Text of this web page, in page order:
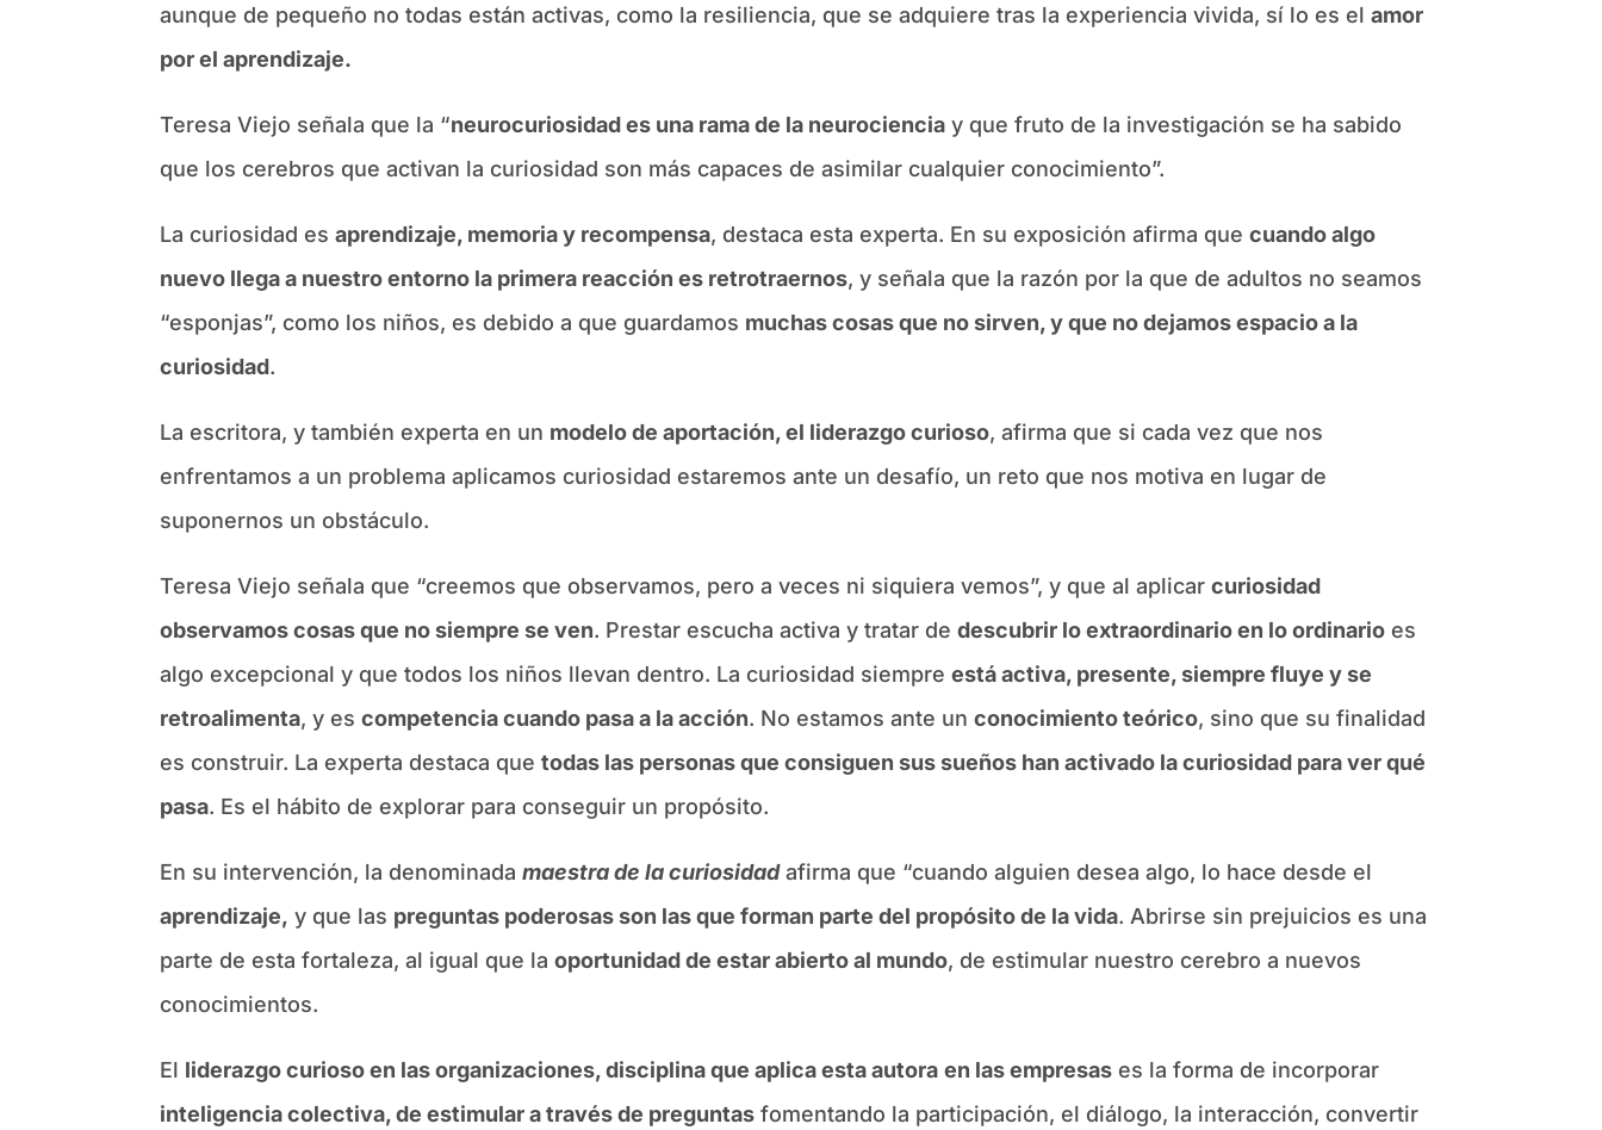
aunque de pequeño no todas están activas, como la resiliencia, que se adquiere tras la experiencia vivida, sí lo es elamor
por el aprendizaje.
Teresa Viejo señala que la “neurocuriosidad es una rama de la neurociencia y que fruto de la investigación se ha sabido
que los cerebros que activan la curiosidad son más capaces de asimilar cualquier conocimiento”.
La curiosidad esaprendizaje, memoria y recompensa, destaca esta experta. En su exposición afirma quecuando algo
nuevo llega a nuestro entorno la primera reacción es retrotraernos, y señala que la razón por la que de adultos no seamos
“esponjas”, como los niños, es debido a que guardamos muchas cosas que no sirven, y que no dejamos espacio a la
curiosidad.
La escritora, y también experta en un modelo de aportación, el liderazgo curioso, afirma que si cada vez que nos
enfrentamos a un problema aplicamos curiosidad estaremos ante un desafío, un reto que nos motiva en lugar de
suponernos un obstáculo.
Teresa Viejo señala que “creemos que observamos, pero a veces ni siquiera vemos”, y que al aplicarcuriosidad
observamos cosas que no siempre se ven. Prestar escucha activa y tratar dedescubrir lo extraordinario en lo ordinario es
algo excepcional y que todos los niños llevan dentro. La curiosidad siempreestá activa, presente, siempre fluye y se
retroalimenta, y escompetencia cuando pasa a la acción. No estamos ante unconocimiento teórico, sino que su finalidad
es construir. La experta destaca quetodas las personas que consiguen sus sueños han activado la curiosidad para ver qué
pasa. Es el hábito de explorar para conseguir un propósito.
En su intervención, la denominadamaestra de la curiosidadafirma que “cuando alguien desea algo, lo hace desde el
aprendizaje, y que las preguntas poderosas son las que forman parte del propósito de la vida. Abrirse sin prejuicios es una
parte de esta fortaleza, al igual que laoportunidad de estar abierto al mundo, de estimular nuestro cerebro a nuevos
conocimientos.
El liderazgo curioso en las organizaciones, disciplina que aplica esta autora en las empresas es la forma de incorporar
inteligencia colectiva, de estimular a través de preguntas fomentando la participación, el diálogo, la interacción, convertir